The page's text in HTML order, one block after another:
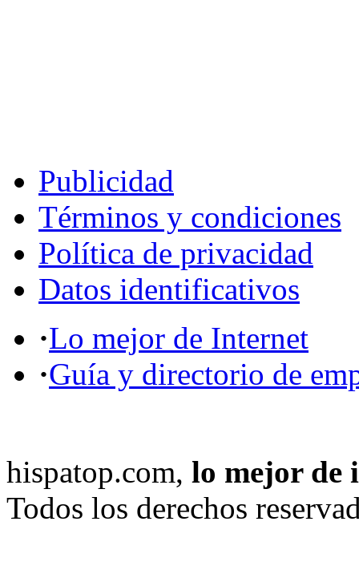
Publicidad
Términos y condiciones
Política de privacidad
Datos identificativos
·Lo mejor de Internet
·Guía y directorio de
hispatop.com, lo mejor de
Todos los derechos